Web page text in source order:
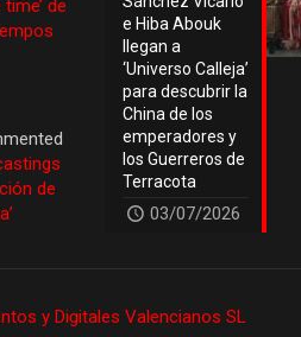
de
de
e Hiba Abouk
llegan a
‘Universo Calleja’
para descubrir la
China de los
emperadores y
los Guerreros de
Terracota
03/07/2026
y Digitales Valencianos SL